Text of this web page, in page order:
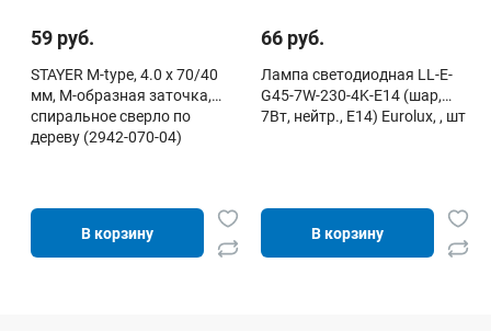
59 руб.
STAYER M-type, 4.0 x 70/40
мм, М-образная заточка,
спиральное сверло по
дереву (2942-070-04)
В корзину
66 руб.
Лампа светодиодная LL-E-
G45-7W-230-4K-E14 (шар,
7Вт, нейтр., Е14) Eurolux, , шт
В корзину